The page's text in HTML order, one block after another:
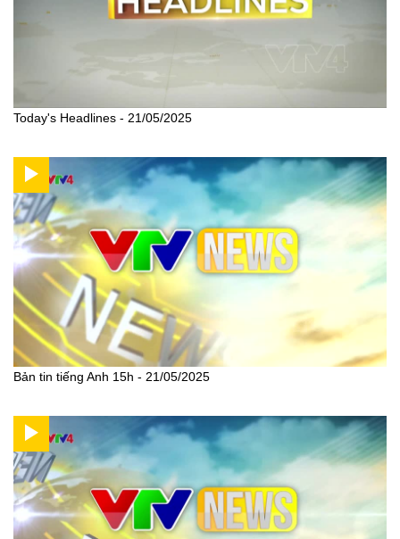
Today's Headlines - 21/05/2025
Bản tin tiếng Anh 15h - 21/05/2025